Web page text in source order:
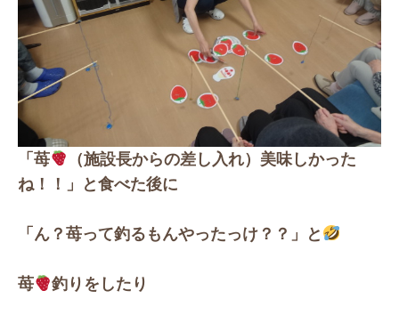
「苺
（施設長からの差し入れ）美味しかった
ね！！」と食べた後に
「ん？苺って釣るもんやったっけ？？」と
苺 釣りをしたり